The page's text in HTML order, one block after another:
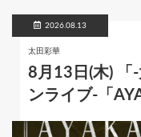
2026.08.13
太田彩華
8月13日(木) 「
ンライブ-「